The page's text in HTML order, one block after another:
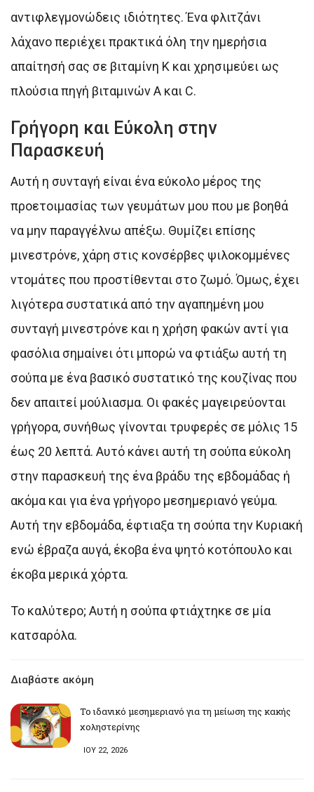
αντιφλεγμονώδεις ιδιότητες. Ένα φλιτζάνι
λάχανο περιέχει πρακτικά όλη την ημερήσια
απαίτησή σας σε βιταμίνη Κ και χρησιμεύει ως
πλούσια πηγή βιταμινών Α και C.
Γρήγορη και Εύκολη στην
Παρασκευή
Αυτή η συνταγή είναι ένα εύκολο μέρος της
προετοιμασίας των γευμάτων μου που με βοηθά
να μην παραγγέλνω απέξω. Θυμίζει επίσης
μινεστρόνε, χάρη στις κονσέρβες ψιλοκομμένες
ντομάτες που προστίθενται στο ζωμό. Όμως, έχει
λιγότερα συστατικά από την αγαπημένη μου
συνταγή μινεστρόνε και η χρήση φακών αντί για
φασόλια σημαίνει ότι μπορώ να φτιάξω αυτή τη
σούπα με ένα βασικό συστατικό της κουζίνας που
δεν απαιτεί μούλιασμα. Οι φακές μαγειρεύονται
γρήγορα, συνήθως γίνονται τρυφερές σε μόλις 15
έως 20 λεπτά. Αυτό κάνει αυτή τη σούπα εύκολη
στην παρασκευή της ένα βράδυ της εβδομάδας ή
ακόμα και για ένα γρήγορο μεσημεριανό γεύμα.
Αυτή την εβδομάδα, έφτιαξα τη σούπα την Κυριακή
ενώ έβραζα αυγά, έκοβα ένα ψητό κοτόπουλο και
έκοβα μερικά χόρτα.
Το καλύτερο; Αυτή η σούπα φτιάχτηκε σε μία
κατσαρόλα.
Διαβάστε ακόμη
Το ιδανικό μεσημεριανό για τη μείωση της κακής
χοληστερίνης
ΙΟΥ 22, 2026